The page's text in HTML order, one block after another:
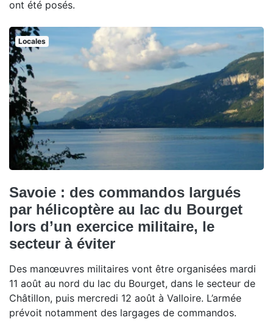
ont été posés.
Locales
Savoie : des commandos largués
par hélicoptère au lac du Bourget
lors d’un exercice militaire, le
secteur à éviter
Des manœuvres militaires vont être organisées mardi
11 août au nord du lac du Bourget, dans le secteur de
Châtillon, puis mercredi 12 août à Valloire. L’armée
prévoit notamment des largages de commandos.